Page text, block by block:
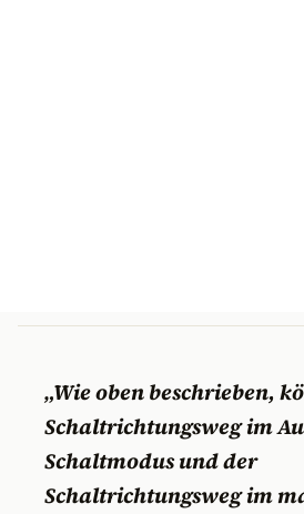
„Wie oben beschrieben,
Schaltrichtungsweg im
Schaltmodus und der
Schaltrichtungsweg im